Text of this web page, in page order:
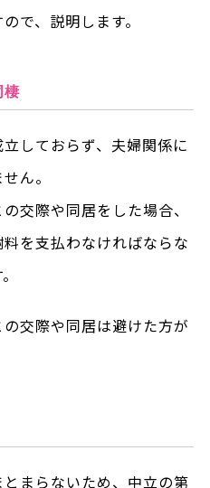
で、説明します。
棲
しておらず、夫婦関係に
ん。
交際や同居をした場合、
を支払わなければならな
交際や同居は避けた方が
まらないため、中立の第